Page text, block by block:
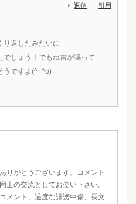
返信 引用
り返したみたいに
でしょう！でもね雷が鳴って
うですよ(^_^o)
りがとうございます。コメント
士の交流としてお使い下さい。
メント、過度な誹謗中傷、長文